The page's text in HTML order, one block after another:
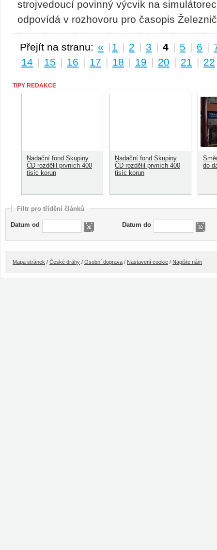
strojvedoucí povinný výcvik na
odpovídá v rozhovoru pro časopis
Přejít na stranu: « | 1 | 2 | 3 | 4 | 5 | 6 |
14 | 15 | 16 | 17 | 18 | 19 | 20 | 21 | 22
TIPY REDAKCE
Nadační fond Skupiny
ČD rozdělil prvních 400
tisíc korun
Nadační fond Skupiny
ČD rozdělil prvních 400
tisíc korun
do
Filtr pro třídění článků
Datum od Datum do
Mapa stránek / České dráhy / Osobní doprava / Nastavení cookie / Napište nám